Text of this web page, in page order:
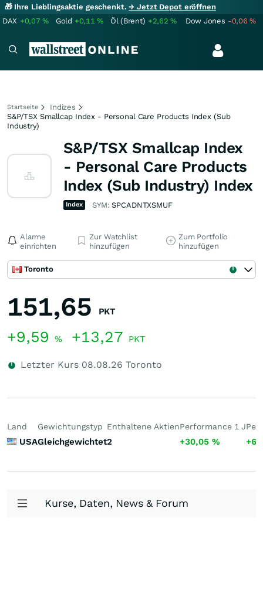
🎁 Ihre Lieblingsaktie geschenkt.→ Jetzt Depot eröffnen
DAX +0,07% Gold +0,11% Öl (Brent) +2,62% Dow Jones -0,06%
Startseite
Indizes
S&P/TSX Smallcap Index - Personal Care Products Index (Sub
Industry)
S&P/TSX Smallcap Index
- Personal Care Products
Index (Sub Industry) Index
Index SYM:SPCADNTXSMUF
Alarme
einrichten
Zur Watchlist
hinzufügen
Zum Portfolio
hinzufügen
Toronto
151,65 PKT
+9,59 % +13,27 PKT
Letzter Kurs 08.08.26 Toronto
Land
USA
Gewichtungstyp
Gleichgewichtet
Enthaltene Aktien
2
Performance 1 J
+30,05 %
Kurse, Daten, News & Forum